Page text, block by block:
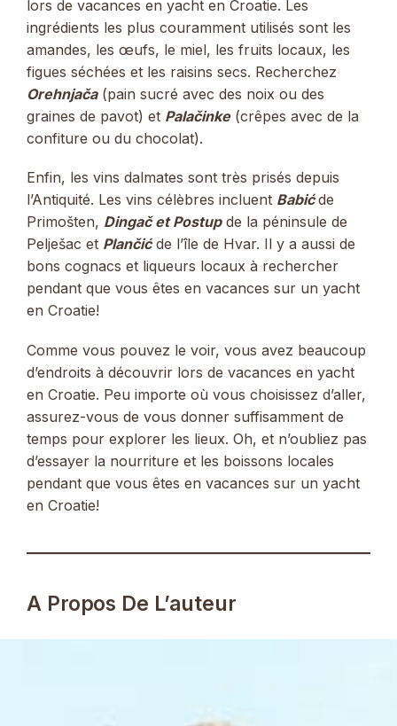
lors de vacances en yacht en Croatie. Les
ingrédients les plus couramment utilisés sont les
amandes, les œufs, le miel, les fruits locaux, les
figues séchées et les raisins secs. Recherchez
Orehnjača(pain sucré avec des noix ou des
graines de pavot) et Palačinke(crêpes avec de la
confiture ou du chocolat).
Enfin, les vins dalmates sont très prisés depuis
l’Antiquité. Les vins célèbres incluent Babićde
Primošten, Dingač et Postupde la péninsule de
Pelješac et Plančićde l’île de Hvar. Il y a aussi de
bons cognacs et liqueurs locaux à rechercher
pendant que vous êtes en vacances sur un yacht
en Croatie!
Comme vous pouvez le voir, vous avez beaucoup
d’endroits à découvrir lors de vacances en yacht
en Croatie. Peu importe où vous choisissez d’aller,
assurez-vous de vous donner suffisamment de
temps pour explorer les lieux. Oh, et n’oubliez pas
d’essayer la nourriture et les boissons locales
pendant que vous êtes en vacances sur un yacht
en Croatie!
A Propos De L’auteur